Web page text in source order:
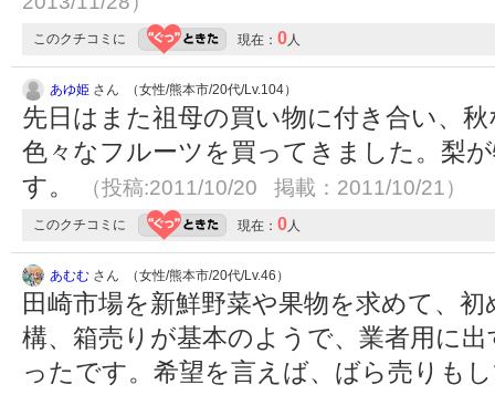
このクチコミに 現在： 0人
あゆ姫 さん （女性/熊本市/20代/Lv.104）
先日はまた祖母の買い物に付き合い、
色々なフルーツを買ってきました。梨
す。
（投稿:2011/10/20 掲載：2011/10/21）
このクチコミに 現在： 0人
あむむ さん （女性/熊本市/20代/Lv.46）
田崎市場を新鮮野菜や果物を求めて、
構、箱売りが基本のようで、業者用に
ったです。希望を言えば、ばら売りも